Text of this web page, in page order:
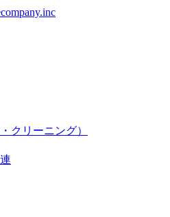
クリーニング）